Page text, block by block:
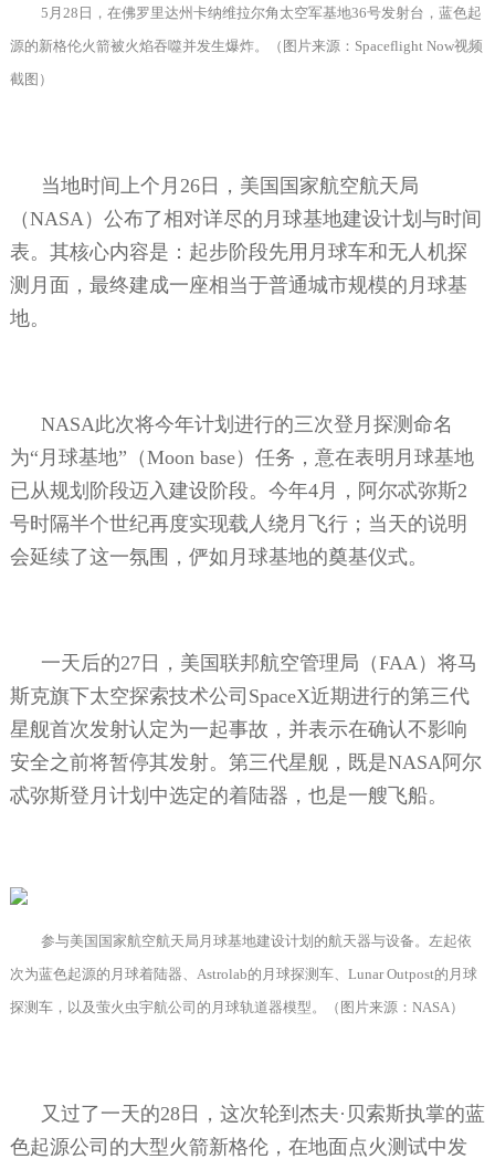
5 月 28 日，在佛罗里达州卡纳维拉尔角太空军基地36号发射台，蓝色起
源的新格伦火箭被火焰吞噬并发生爆炸。（图片来源： Spaceflight Now视频
截图）
当地时间上个月 26日，美国国家航空航天局
（NASA ）公布了相对详尽的月球基地建设计划与时间
表。其核心内容是：起步阶段先用月球车和无人机探
测月面，最终建成一座相当于普通城市规模的月球基
地。
NASA此次将今年计划进行的三次登月探测命名
为“月球基地”（Moon base）任务，意在表明月球基地
已从规划阶段迈入建设阶段。今年4月，阿尔忒弥斯2
号时隔半个世纪再度实现载人绕月飞行；当天的说明
会延续了这一氛围，俨如月球基地的奠基仪式。
一天后的27日，美国联邦航空管理局（FAA ）将马
斯克旗下太空探索技术公司 SpaceX近期进行的第三代
星舰首次发射认定为一起事故，并表示在确认不影响
安全之前将暂停其发射。第三代星舰，既是NASA 阿尔
忒弥斯登月计划中选定的着陆器，也是一艘飞船。
参与美国国家航空航天局月球基地建设计划的航天器与设备。左起依
次为蓝色起源的月球着陆器、 Astrolab的月球探测车、 Lunar Outpost的月球
探测车，以及萤火虫宇航公司的月球轨道器模型。（图片来源： NASA ）
又过了一天的28日，这次轮到杰夫· 贝索斯执掌的蓝
色起源公司的大型火箭新格伦，在地面点火测试中发